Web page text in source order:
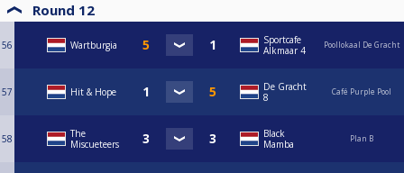
Round 12
56 Wartburgia
Sportcafe
Alkmaar 4
Poollokaal De Gracht
57 Hit & Hope
De Gracht
8
Café Purple Pool
58
The
Miscueteers
Black
Mamba
Plan B